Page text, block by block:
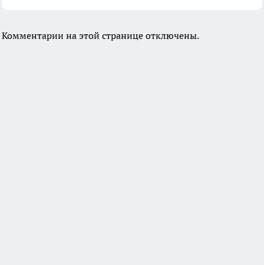
Комментарии на этой странице отключены.